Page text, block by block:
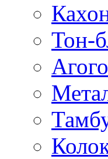
Тон-
Агого